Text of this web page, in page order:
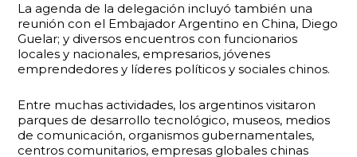
La agenda de la delegación incluyó también una
reunión con el Embajador Argentino en China, Diego
Guelar; y diversos encuentros con funcionarios
locales y nacionales, empresarios, jóvenes
emprendedores y líderes políticos y sociales chinos.
Entre muchas actividades, los argentinos visitaron
parques de desarrollo tecnológico, museos, medios
de comunicación, organismos gubernamentales,
centros comunitarios, empresas globales chinas